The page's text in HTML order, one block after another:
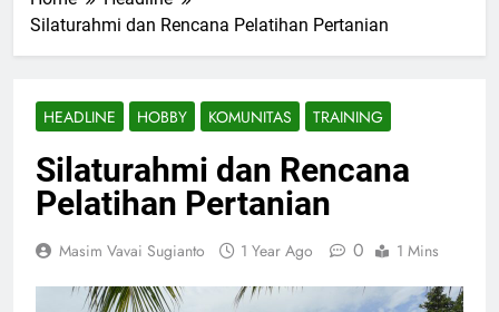
Silaturahmi dan Rencana Pelatihan Pertanian
HEADLINE HOBBY KOMUNITAS TRAINING
Silaturahmi dan Rencana
Pelatihan Pertanian
Masim Vavai Sugianto 1 Year Ago 0 1 Mins